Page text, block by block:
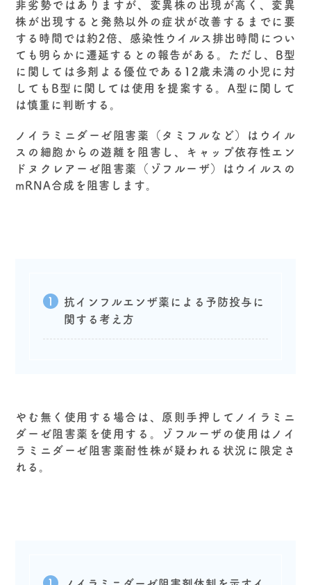
非劣勢ではありますが、変異株の出現が高く、変異
株が出現すると発熱以外の症状が改善するまでに要
する時間では約2倍、感染性ウイルス排出時間につい
ても明らかに遷延するとの報告がある。ただし、B型
に関しては多剤よる優位である12歳未満の小児に対
してもB型に関しては使用を提案する。A型に関して
は慎重に判断する。
ノイラミニダーゼ阻害薬（タミフルなど）はウイル
スの細胞からの遊離を阻害し、キャップ依存性エン
ドヌクレアーゼ阻害薬（ゾフルーザ）はウイルスの
mRNA合成を阻害します。
抗インフルエンザ薬による予防投与に
関する考え方
やむ無く使用する場合は、原則手押してノイラミニ
ダーゼ阻害薬を使用する。ゾフルーザの使用はノイ
ラミニダーゼ阻害薬耐性株が疑われる状況に限定さ
れる。